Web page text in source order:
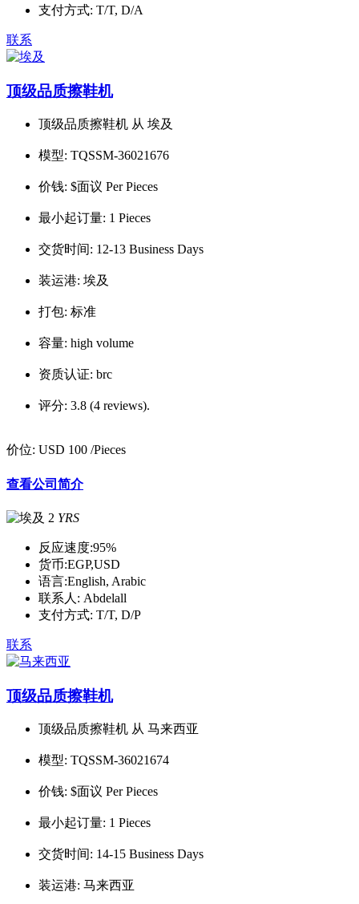
支付方式: T/T, D/A
联系
顶级品质擦鞋机
顶级品质擦鞋机 从 埃及
模型: TQSSM-36021676
价钱: $面议 Per Pieces
最小起订量: 1 Pieces
交货时间: 12-13 Business Days
装运港: 埃及
打包: 标准
容量: high volume
资质认证: brc
评分: 3.8 (4 reviews).
价位: USD 100 /Pieces
查看公司简介
2 YRS
反应速度:95%
货币:EGP,USD
语言:English, Arabic
联系人: Abdelall
支付方式: T/T, D/P
联系
顶级品质擦鞋机
顶级品质擦鞋机 从 马来西亚
模型: TQSSM-36021674
价钱: $面议 Per Pieces
最小起订量: 1 Pieces
交货时间: 14-15 Business Days
装运港: 马来西亚